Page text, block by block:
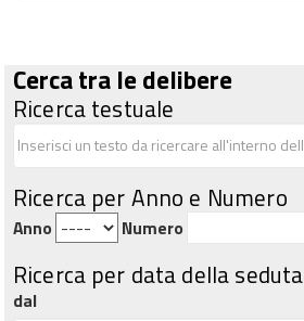
Cerca tra le delibere
Ricerca testuale
Ricerca per Anno e Numero
Anno Numero
Ricerca per data della seduta
dal